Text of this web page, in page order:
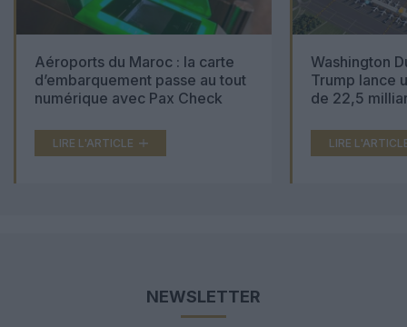
Aéroports du Maroc : la carte
d’embarquement passe au tout
numérique avec Pax Check
LIRE L'ARTICLE
Washington
Trump lance
de 22,5
LIRE
NEWSLETTER